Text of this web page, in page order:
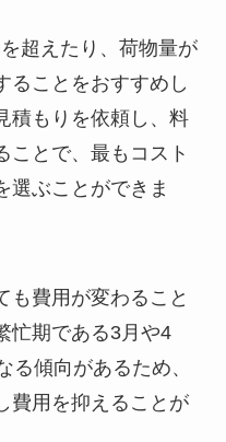
超えたり、荷物量が
ることをおすすめし
積もりを依頼し、料
ことで、最もコスト
選ぶことができま
も費用が変わること
忙期である3月や4
る傾向があるため、
費用を抑えることが